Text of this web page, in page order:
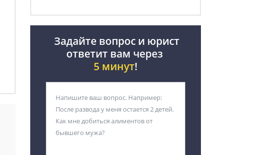
Задайте вопрос и юрист
ответит вам через
5 минут!